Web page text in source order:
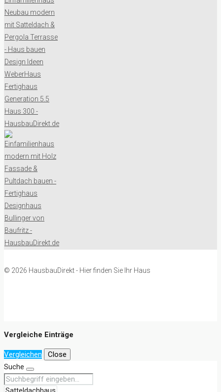
© 2026 HausbauDirekt - Hier finden Sie Ihr Haus
Vergleiche Einträge
Vergleichen
Close
Suche